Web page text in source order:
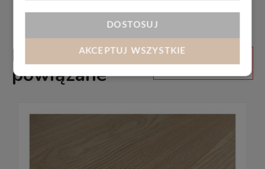
Produkty
powiązane WSZYSTKIE
DOSTOSUJ
AKCEPTUJ WSZYSTKIE